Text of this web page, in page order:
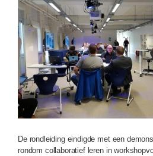
De rondleiding eindigde met een
rondom collaboratief leren in